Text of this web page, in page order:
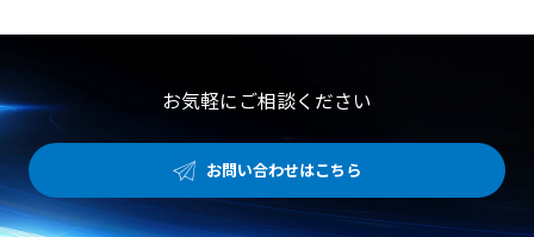
ロケーションマップ ●図面やマニュアル、過去のトラブル
●過去のトラブル履歴やAI分析を活用した現場での迅速な
お気軽にご相談ください
お問い合わせはこちら